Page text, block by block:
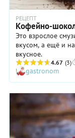
РЕЦЕПТ
Кофейно-
Это взрослое
вкусом, а ещё и
вкусное.
4.67 (3)
gastronom